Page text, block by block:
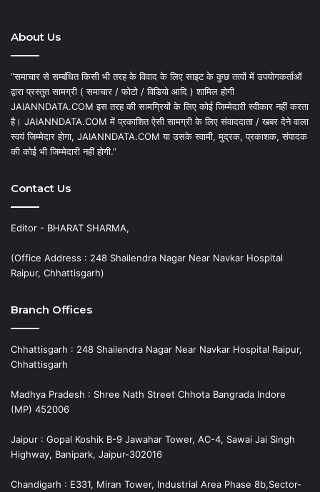
About Us
“समाचार से सम्बंधित किसी भी तरह के विवाद के लिए साइट के कुछ तत्वों में उपयोगकर्ताओं
द्वारा प्रस्तुत सामग्री ( समाचार / फोटो / विडियो आदि ) शामिल होगी
JAIANNDATA.COM इस तरह की सामग्रियों के लिए कोई जिम्मेदारी स्वीकार नहीं करता
है। JAIANNDATA.COM में प्रकाशित ऐसी सामग्री के लिए संवाददाता / खबर देने वाला
स्वयं जिम्मेदार होगा, JAIANNDATA.COM या उसके स्वामी, मुद्रक, प्रकाशक, संपादक
की कोई भी जिम्मेदारी नहीं होगी.”
Contact Us
Editor - BHARAT SHARMA,
(Office Address : 248 Shailendra Nagar Near Navkar Hospital
Raipur, Chhattisgarh)
Branch Offices
Chhattisgarh : 248 Shailendra Nagar Near Navkar Hospital Raipur,
Chhattisgarh
Madhya Pradesh : Shree Nath Street Chhota Bangrada Indore
(MP) 452006
Jaipur : Gopal Koshik B-9 Jawahar Tower, AC-4, Sawai Jai Singh
Highway, Banipark, Jaipur-302016
Chandigarh : E331, Miran Tower, Industrial Area Phase 8b,Sector-